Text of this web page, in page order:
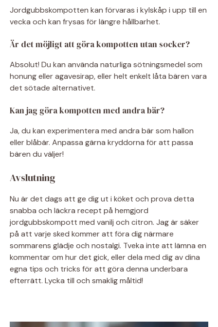
Jordgubbskompotten kan förvaras i kylskåp i upp till en
vecka och kan frysas för längre hållbarhet.
Är det möjligt att göra kompotten utan socker?
Absolut! Du kan använda naturliga sötningsmedel som
honung eller agavesirap, eller helt enkelt låta bären vara
det sötade alternativet.
Kan jag göra kompotten med andra bär?
Ja, du kan experimentera med andra bär som hallon
eller blåbär. Anpassa gärna kryddorna för att passa
bären du väljer!
Avslutning
Nu är det dags att ge dig ut i köket och prova detta
snabba och läckra recept på hemgjord
jordgubbskompott med vanilj och citron. Jag är säker
på att varje sked kommer att föra dig närmare
sommarens glädje och nostalgi. Tveka inte att lämna en
kommentar om hur det gick, eller dela med dig av dina
egna tips och tricks för att göra denna underbara
efterrätt. Lycka till och smaklig måltid!